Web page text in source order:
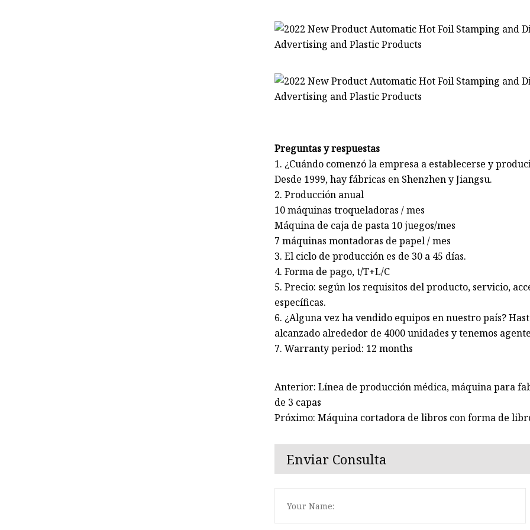
Preguntas y respuestas
1. ¿Cuándo comenzó la empresa a establecerse y
Desde 1999, hay fábricas en Shenzhen y Jiangsu.
2. Producción anual
10 máquinas troqueladoras / mes
Máquina de caja de pasta 10 juegos/mes
7 máquinas montadoras de papel / mes
3. El ciclo de producción es de 30 a 45 días.
4. Forma de pago, t/T+L/C
5. Precio: según los requisitos del producto, servicio,
específicas.
6. ¿Alguna vez ha vendido equipos en nuestro país?
alcanzado alrededor de 4000 unidades y tenemos
7. Warranty period: 12 months
Anterior: Línea de producción médica, máquina para
de 3 capas
Próximo: Máquina cortadora de libros con forma de
Enviar Consulta